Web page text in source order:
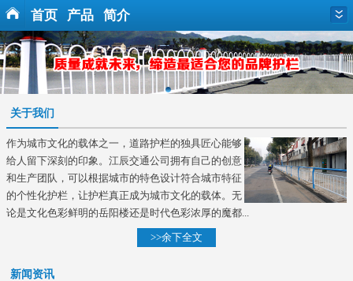
首页 产品 简介
关于我们
作为城市文化的载体之一，道路护栏的独具匠心能够
给人留下深刻的印象。江辰交通公司拥有自己的创意
和生产团队，可以根据城市的特色设计符合城市特征
的个性化护栏，让护栏真正成为城市文化的载体。无
论是文化色彩鲜明的岳阳楼还是时代色彩浓厚的魔都...
>>余下全文
新闻资讯